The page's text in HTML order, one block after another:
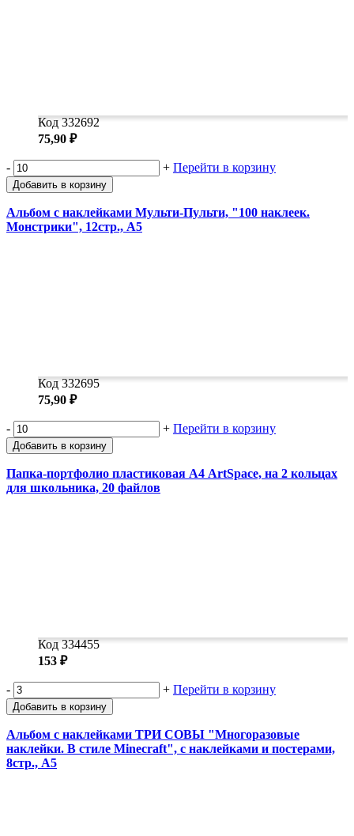
Код 332692
75,90 ₽
- + Перейти в корзину
Добавить в корзину
Альбом с наклейками Мульти-Пульти, "100 наклеек.
Монстрики", 12стр., А5
Код 332695
75,90 ₽
- + Перейти в корзину
Добавить в корзину
Папка-портфолио пластиковая А4 ArtSpace, на 2 кольцах
для школьника, 20 файлов
Код 334455
153 ₽
- + Перейти в корзину
Добавить в корзину
Альбом с наклейками ТРИ СОВЫ "Многоразовые
наклейки. В стиле Minecraft", с наклейками и постерами,
8стр., А5